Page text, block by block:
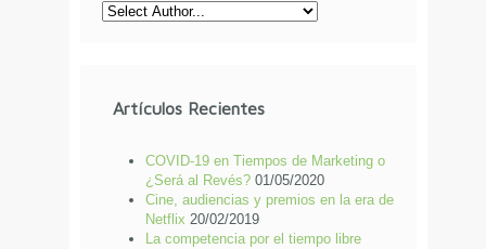
Artículos Recientes
COVID-19 en Tiempos de Marketing o
¿Será al Revés? 01/05/2020
Cine, audiencias y premios en la era de
Netflix 20/02/2019
La competencia por el tiempo libre